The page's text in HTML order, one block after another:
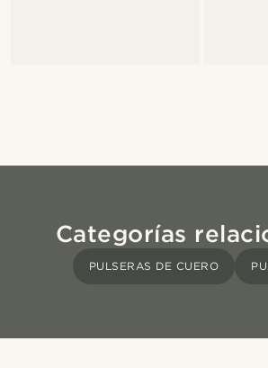
Categorías
PULSERAS DE CUERO